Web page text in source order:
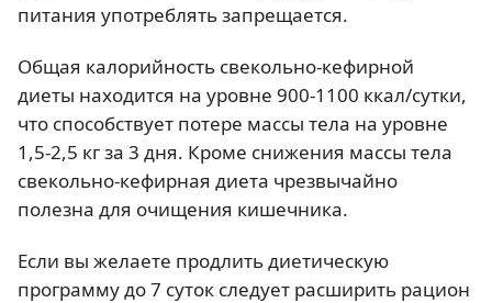
питания употреблять запрещается.
Общая калорийность свекольно-кефирной
диеты находится на уровне 900-1100 ккал/сутки,
что способствует потере массы тела на уровне
1,5-2,5 кг за 3 дня. Кроме снижения массы тела
свекольно-кефирная диета чрезвычайно
полезна для очищения кишечника.
Если вы желаете продлить диетическую
программу до 7 суток следует расширить рацион